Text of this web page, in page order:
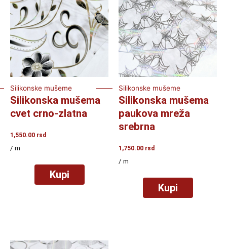
Silikonske mušeme
Silikonska mušema
cvet crno-zlatna
1,550.00 rsd
/ m
Kupi
Silikonske mušeme
Silikonska mušema
paukova mreža
srebrna
1,750.00 rsd
/ m
Kupi